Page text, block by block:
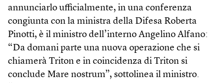
annunciarlo ufficialmente, in una conferenza
congiunta con la ministra della Difesa Roberta
Pinotti, è il ministro dell’interno Angelino Alfano:
“Da domani parte una nuova operazione che si
chiamerà Triton e in coincidenza di Triton si
conclude Mare nostrum”, sottolinea il ministro.